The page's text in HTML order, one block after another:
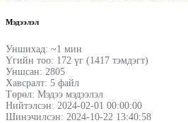
Мэдээлэл
Уншихад: ~1 мин
Үгийн тоо: 172 үг (1417 тэмдэгт)
Уншсан: 2805
Хавсралт: 5 файл
Төрөл: Мэдээ мэдээлэл
Нийтэлсэн: 2024-02-01 00:00:00
Шинэчилсэн: 2024-10-22 13:40:58